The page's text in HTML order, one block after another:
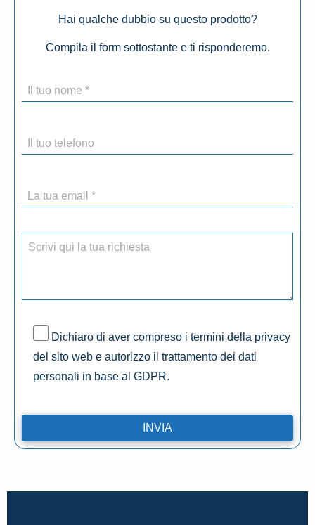
Hai qualche dubbio su questo prodotto?
Compila il form sottostante e ti risponderemo.
Dichiaro di aver compreso i termini della privacy
del sito web e autorizzo il trattamento dei dati
personali in base al GDPR.